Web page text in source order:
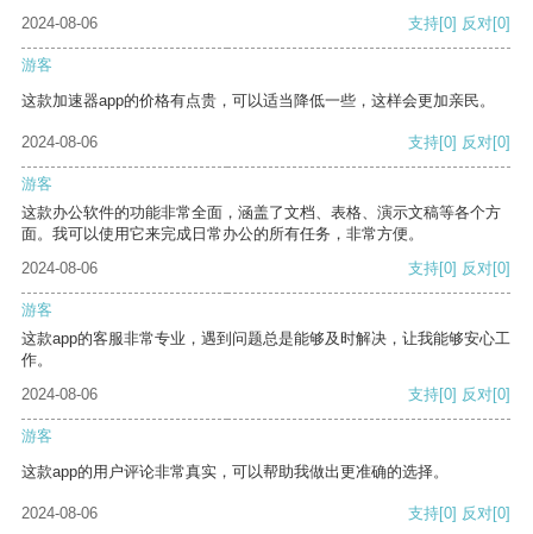
2024-08-06
支持[0] 反对[0]
游客
这款加速器app的价格有点贵，可以适当降低一些，这样会更加亲民。
2024-08-06 支持[0] 反对[0]
游客
这款办公软件的功能非常全面，涵盖了文档、表格、演示文稿等各个方
面。我可以使用它来完成日常办公的所有任务，非常方便。
2024-08-06
支持[0] 反对[0]
游客
这款app的客服非常专业，遇到问题总是能够及时解决，让我能够安心工
作。
2024-08-06
支持[0] 反对[0]
游客
这款app的用户评论非常真实，可以帮助我做出更准确的选择。
2024-08-06 支持[0] 反对[0]